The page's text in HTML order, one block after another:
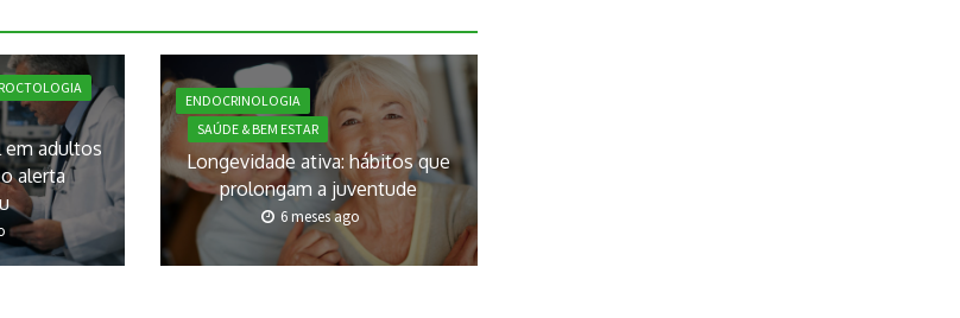
em adultos
alerta
ENDOCRINOLOGIA
SAÚDE & BEM ESTAR
Longevidade ativa: hábitos que
prolongam a juventude
6 meses ago